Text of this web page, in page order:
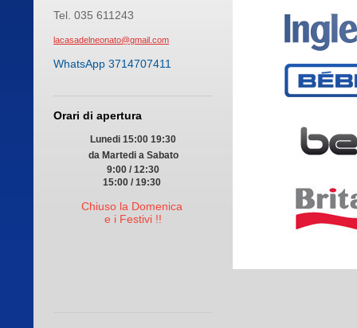
Tel. 035 611243
lacasadelneonato@gmail.com
WhatsApp 3714707411
Orari di apertura
Lunedi 15:00 19:30
da Martedi a Sabato
9:00 / 12:30
15:00 / 19:30
Chiuso la Domenica
e i Festivi !!